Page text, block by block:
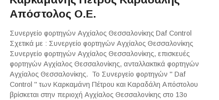
Απόστολος Ο.Ε.
Συνεργείο φορτηγών Αγχίαλος Θεσσαλονίκης Daf Control
Σχετικά με : Συνεργείο φορτηγών Αγχίαλος Θεσσαλονίκης
Συνεργείο φορτηγών Αγχίαλος Θεσσαλονίκης, επισκευές
φορτηγών Αγχίαλος Θεσσαλονίκης, ανταλλακτικά φορτηγών
Αγχίαλος Θεσσαλονίκης. Το Συνεργείο φορτηγών " Daf
Control " των Καρκαμάνη Πέτρου και Καραδάλη Απόστολου
βρίσκεται στην περιοχή Αγχίαλος Θεσσαλονίκης στο 13ο